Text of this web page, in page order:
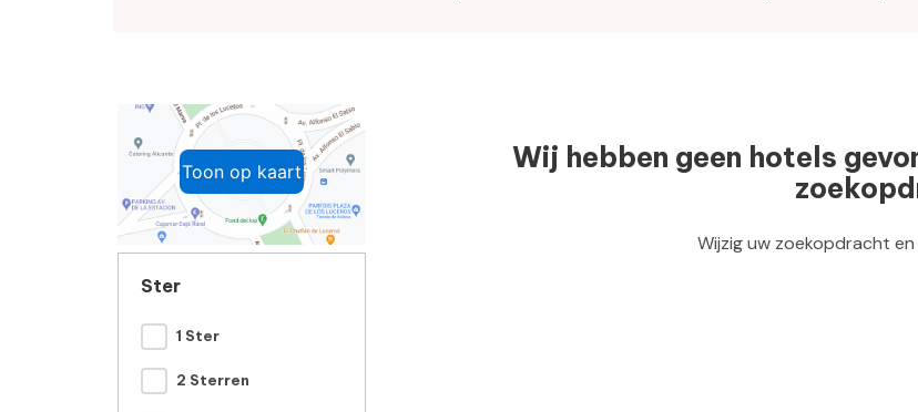
Wij hebben geen hotels
Wijzig uw zoekopdracht
Toon op kaart
Ster
1 Ster
2 Sterren